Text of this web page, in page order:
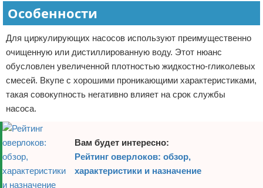
Особенности
Для циркулирующих насосов используют преимущественно
очищенную или дистиллированную воду. Этот нюанс
обусловлен увеличенной плотностью жидкостно-гликолевых
смесей. Вкупе с хорошими проникающими характеристиками,
такая совокупность негативно влияет на срок службы
насоса.
Вам будет интересно:
Рейтинг оверлоков: обзор,
характеристики и назначение